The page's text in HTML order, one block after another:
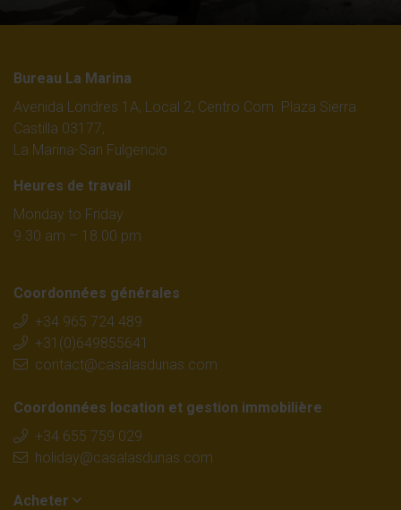
Bureau La Marina
Avenida Londres 1A, Local 2, Centro Com. Plaza Sierra
Castilla 03177,
La Marina-San Fulgencio
Heures de travail
Monday to Friday
9.30 am – 18.00 pm
Coordonnées générales
+34 965 724 489
+31(0)649855641
contact@casalasdunas.com
Coordonnées location et gestion immobilière
+34 655 759 029
holiday@casalasdunas.com
Acheter